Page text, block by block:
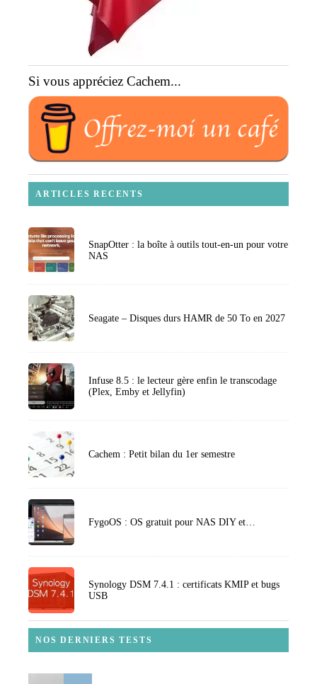
Si vous appréciez Cachem...
ARTICLES RECENTS
SnapOtter : la boîte à outils tout-en-un pour votre
NAS
Seagate – Disques durs HAMR de 50 To en 2027
Infuse 8.5 : le lecteur gère enfin le transcodage
(Plex, Emby et Jellyfin)
Cachem : Petit bilan du 1er semestre
FygoOS : OS gratuit pour NAS DIY et…
Synology DSM 7.4.1 : certificats KMIP et bugs
USB
NOS DERNIERS TESTS